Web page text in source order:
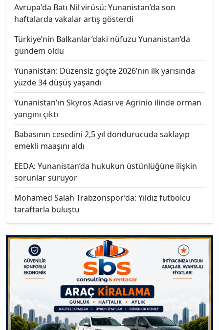
Avrupa'da Batı Nil virüsü: Yunanistan’da son
haftalarda vakalar artış gösterdi
Türkiye’nin Balkanlar’daki nüfuzu Yunanistan’da
gündem oldu
Yunanistan: Düzensiz göçte 2026’nın ilk yarısında
yüzde 34 düşüş yaşandı
Yunanistan'ın Skyros Adası ve Agrinio ilinde orman
yangını çıktı
Babasının cesedini 2,5 yıl dondurucuda saklayıp
emekli maaşını aldı
EEDA: Yunanistan’da hukukun üstünlüğüne ilişkin
sorunlar sürüyor
Mohamed Salah Trabzonspor’da: Yıldız futbolcu
taraftarla buluştu